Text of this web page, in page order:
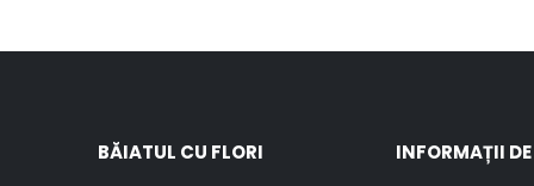
BĂIATUL CU FLORI INFORMAȚII